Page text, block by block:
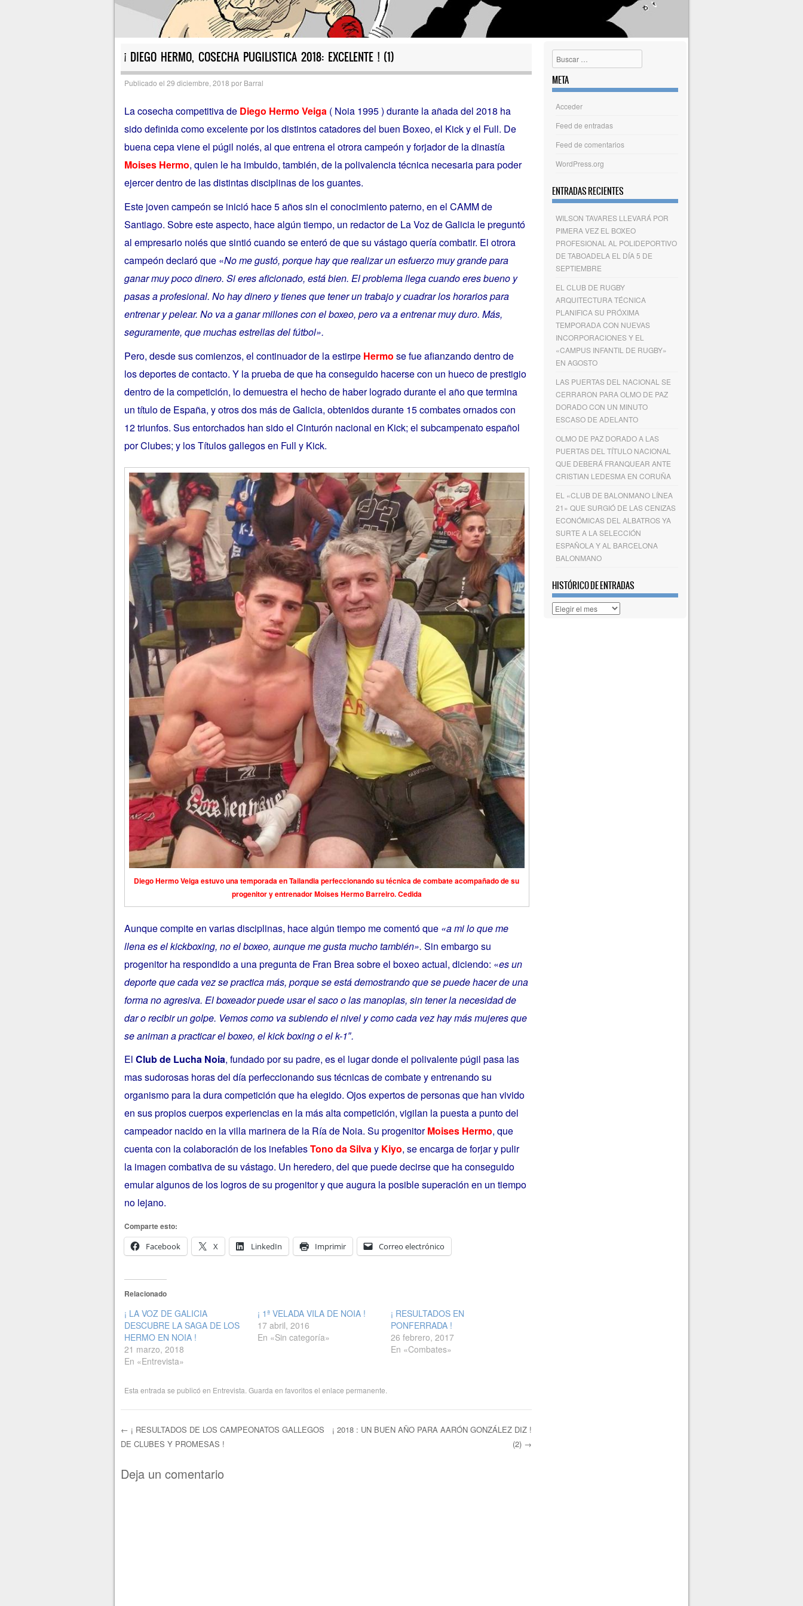
¡ DIEGO HERMO, COSECHA PUGILISTICA 2018: EXCELENTE ! (1)
Publicado el 29 diciembre, 2018 por Barral
La cosecha competitiva de Diego Hermo Veiga( Noia 1995 ) durante la añada del 2018 ha
sido definida como excelente por los distintos catadores del buen Boxeo, el Kick y el Full. De
buena cepa viene el púgil noiés, al que entrena el otrora campeón y forjador de la dinastía
Moises Hermo, quien le ha imbuido, también, de la polivalencia técnica necesaria para poder
ejercer dentro de las distintas disciplinas de los guantes.
Este joven campeón se inició hace 5 años sin el conocimiento paterno, en el CAMM de
Santiago. Sobre este aspecto, hace algún tiempo, un redactor de La Voz de Galicia le preguntó
al empresario noiés que sintió cuando se enteró de que su vástago quería combatir. El otrora
campeón declaró que «No me gustó, porque hay que realizar un esfuerzo muy grande para
ganar muy poco dinero. Si eres aficionado, está bien. El problema llega cuando eres bueno y
pasas a profesional. No hay dinero y tienes que tener un trabajo y cuadrar los horarios para
entrenar y pelear. No va a ganar millones con el boxeo, pero va a entrenar muy duro. Más,
seguramente, que muchas estrellas del fútbol».
Pero, desde sus comienzos, el continuador de la estirpe Hermo se fue afianzando dentro de
los deportes de contacto. Y la prueba de que ha conseguido hacerse con un hueco de prestigio
dentro de la competición, lo demuestra el hecho de haber logrado durante el año que termina
un título de España, y otros dos más de Galicia, obtenidos durante 15 combates ornados con
12 triunfos. Sus entorchados han sido el Cinturón nacional en Kick; el subcampenato español
por Clubes; y los Títulos gallegos en Full y Kick.
Diego Hermo Veiga estuvo una temporada en Tailandia perfeccionando su técnica de combate acompañado de su
progenitor y entrenador Moises Hermo Barreiro. Cedida
Aunque compite en varias disciplinas, hace algún tiempo me comentó que «ami lo que me
llena es el kickboxing, no el boxeo, aunque me gusta mucho también». Sin embargo su
progenitor ha respondido a una pregunta de Fran Brea sobre el boxeo actual, diciendo: «es un
deporte que cada vez se practica más, porque se está demostrando que se puede hacer de una
forma no agresiva. El boxeador puede usar el saco o las manoplas, sin tener la necesidad de
dar o recibir un golpe. Vemos como va subiendo el nivel y como cada vez hay más mujeres que
se animan a practicar el boxeo, el kick boxing o el k-1″.
El Club de Lucha Noia, fundado por su padre, es el lugar donde el polivalente púgil pasa las
mas sudorosas horas del día perfeccionando sus técnicas de combate y entrenando su
organismo para la dura competición que ha elegido. Ojos expertos de personas que han vivido
en sus propios cuerpos experiencias en la más alta competición, vigilan la puesta a punto del
campeador nacido en la villa marinera de la Ría de Noia. Su progenitorMoises Hermo, que
cuenta con la colaboración de los inefablesTono da Silvay Kiyo, se encarga de forjar y pulir
la imagen combativa de su vástago. Un heredero, del que puede decirse que ha conseguido
emular algunos de los logros de su progenitor y que augura la posible superación en un tiempo
no lejano.
Comparte esto:
Facebook
X LinkedIn Imprimir Correo electrónico
Relacionado
¡ LA VOZ DE GALICIA
DESCUBRE LA SAGA DE LOS
HERMO EN NOIA !
21 marzo, 2018
En «Entrevista»
¡ 1ª VELADA VILA DE NOIA !
17 abril, 2016
En «Sin categoría»
¡ RESULTADOS EN
PONFERRADA !
26 febrero, 2017
En «Combates»
Esta entrada se publicó en Entrevista . Guarda en favoritos el enlace permanente
Navegación de entradas
← ¡ RESULTADOS DE LOS CAMPEONATOS GALLEGOS
DE CLUBES Y PROMESAS !
¡ 2018 : UN BUEN AÑO PARA AARÓN GONZÁLEZ DIZ !
(2) →
Deja un comentario
Buscar
META
Acceder
Feed de entradas
Feed de comentarios
WordPress.org
ENTRADAS RECIENTES
WILSON TAVARES LLEVARÁ POR
PIMERA VEZ EL BOXEO
PROFESIONAL AL POLIDEPORTIVO
DE TABOADELA EL DÍA 5 DE
SEPTIEMBRE
EL CLUB DE RUGBY
ARQUITECTURA TÉCNICA
PLANIFICA SU PRÓXIMA
TEMPORADA CON NUEVAS
INCORPORACIONES Y EL
«CAMPUS INFANTIL DE RUGBY»
EN AGOSTO
LAS PUERTAS DEL NACIONAL SE
CERRARON PARA OLMO DE PAZ
DORADO CON UN MINUTO
ESCASO DE ADELANTO
OLMO DE PAZ DORADO A LAS
PUERTAS DEL TÍTULO NACIONAL
QUE DEBERÁ FRANQUEAR ANTE
CRISTIAN LEDESMA EN CORUÑA
EL «CLUB DE BALONMANO LÍNEA
21» QUE SURGIÓ DE LAS CENIZAS
ECONÓMICAS DEL ALBATROS YA
SURTE A LA SELECCIÓN
ESPAÑOLA Y AL BARCELONA
BALONMANO
HISTÓRICO DE ENTRADAS
Histórico